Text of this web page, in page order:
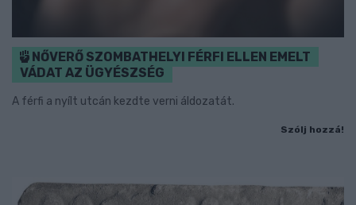
NŐVERŐ SZOMBATHELYI FÉRFI ELLEN EMELT
VÁDAT AZ ÜGYÉSZSÉG
A férfi a nyílt utcán kezdte verni áldozatát.
Szólj hozzá!